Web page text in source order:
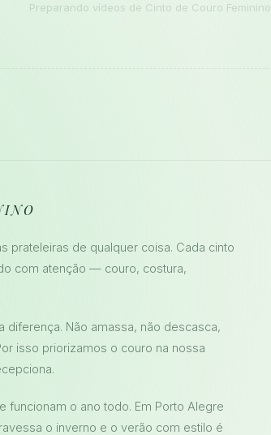
Preparando vídeos de Cinto de Couro Feminino
prateleiras de qualquer coisa. Cada cinto
com atenção — couro, costura,
diferença. Não amassa, não descasca,
isso priorizamos o couro na nossa
funcionam o ano todo. Em Porto Alegre
o inverno e o verão com estilo é